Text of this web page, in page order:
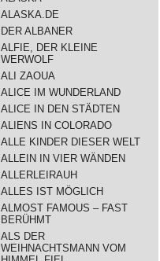
ALASKA.DE
DER ALBANER
ALFIE, DER KLEINE
WERWOLF
ALI ZAOUA
ALICE IM WUNDERLAND
ALICE IN DEN STÄDTEN
ALIENS IN COLORADO
ALLE KINDER DIESER WELT
ALLEIN IN VIER WÄNDEN
ALLERLEIRAUH
ALLES IST MÖGLICH
ALMOST FAMOUS – FAST
BERÜHMT
ALS DER
WEIHNACHTSMANN VOM